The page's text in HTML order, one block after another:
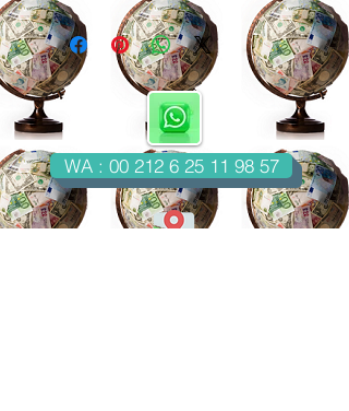
WA : 00 212 6 25 11 98 57